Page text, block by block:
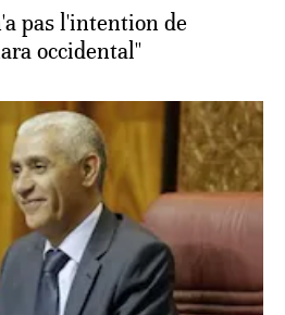
pas l'intention de
occidental''